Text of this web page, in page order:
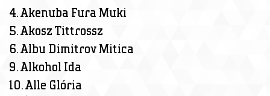
4. Akenuba Fura Muki
5. Akosz Tittrossz
6. Albu Dimitrov Mitica
9. Alkohol Ida
10. Alle Glória